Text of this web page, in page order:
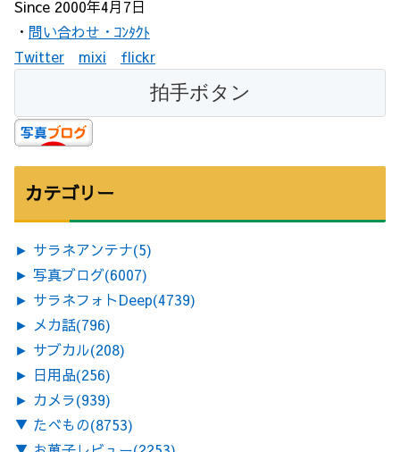
Since 2000年4月7日
・ 問い合わせ・ｺﾝﾀｸﾄ
Twitter
mixi flickr
カテゴリー
► サラネアンテナ(5)
► 写真ブログ(6007)
► サラネフォトDeep(4739)
► メカ話(796)
► サブカル(208)
► 日用品(256)
► カメラ(939)
▼ たべもの(8753)